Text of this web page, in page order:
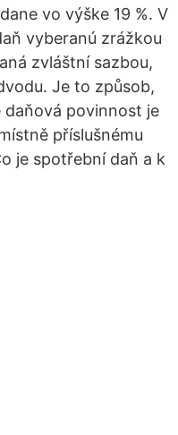
vo výške 19 %. V
vyberanú zrážkou
zvláštní sazbou,
Je to způsob,
povinnost je
příslušnému
je spotřební daň a k